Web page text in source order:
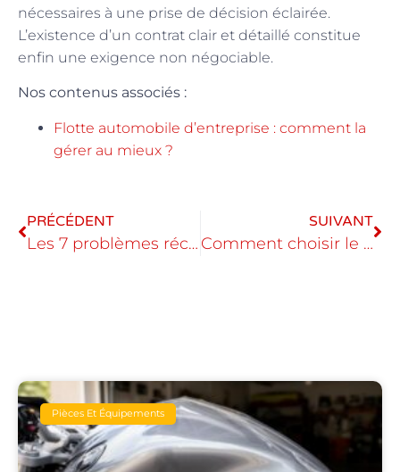
nécessaires à une prise de décision éclairée.
L’existence d’un contrat clair et détaillé constitue
enfin une exigence non négociable.
Nos contenus associés :
Flotte automobile d’entreprise : comment la
gérer au mieux ?
PRÉCÉDENT
Les 7 problèmes récurrents du moteur à chaîne : quels sont les avantages et inconvénients à considérer ?
SUIVANT
Comment choisir le bon camion de déménagement chez ADA ?
Pièces Et Équipements